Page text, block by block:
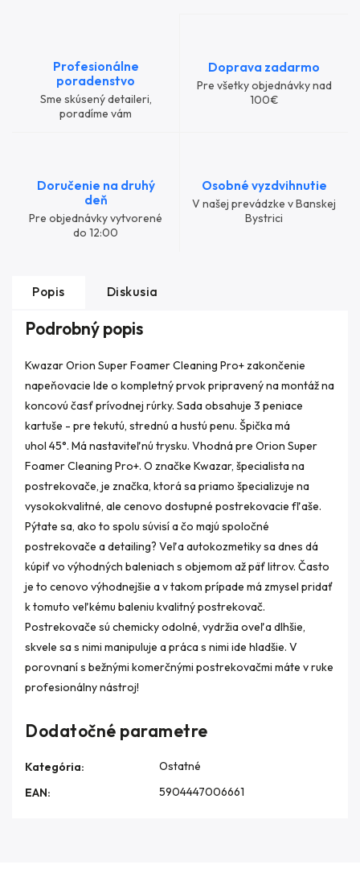
Profesionálne
poradenstvo
Sme skúsený detaileri,
poradíme vám
Doprava zadarmo
Pre všetky objednávky nad
100€
Doručenie na druhý
deň
Pre objednávky vytvorené
do 12:00
Osobné vyzdvihnutie
V našej prevádzke v Banskej
Bystrici
Popis Diskusia
Podrobný popis
Kwazar Orion Super Foamer Cleaning Pro+ zakončenie
napeňovacie Ide o kompletný prvok pripravený na montáž na
koncovú časť prívodnej rúrky. Sada obsahuje 3 peniace
kartuše - pre tekutú, strednú a hustú penu. Špička má
uhol 45°. Má nastaviteľnú trysku. Vhodná pre Orion Super
Foamer Cleaning Pro+. O značke Kwazar, špecialista na
postrekovače, je značka, ktorá sa priamo špecializuje na
vysokokvalitné, ale cenovo dostupné postrekovacie fľaše.
Pýtate sa, ako to spolu súvisí a čo majú spoločné
postrekovače a detailing? Veľa autokozmetiky sa dnes dá
kúpiť vo výhodných baleniach s objemom až päť litrov. Často
je to cenovo výhodnejšie a v takom prípade má zmysel pridať
k tomuto veľkému baleniu kvalitný postrekovač.
Postrekovače sú chemicky odolné, vydržia oveľa dlhšie,
skvele sa s nimi manipuluje a práca s nimi ide hladšie. V
porovnaní s bežnými komerčnými postrekovačmi máte v ruke
profesionálny nástroj!
Dodatočné parametre
Kategória:
Ostatné
EAN: 5904447006661